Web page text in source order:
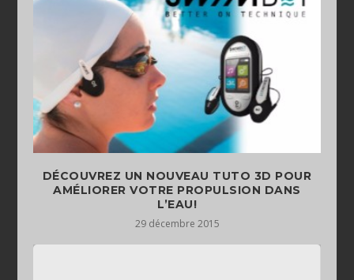
DÉCOUVREZ UN NOUVEAU TUTO 3D POUR
AMÉLIORER VOTRE PROPULSION DANS
L’EAU!
29 décembre 2015